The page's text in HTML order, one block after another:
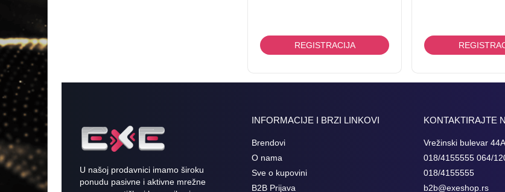
REGISTRACIJA
U našoj prodavnici imamo široku
ponudu pasivne i aktivne mrežne
INFORMACIJE I BRZI LINKOVI
Brendovi
O nama
Sve o kupovini
B2B Prijava
KONTAKTIRAJTE
Vrežinski bulevar
018/4155555 064/
018/4155555
b2b@exeshop.rs